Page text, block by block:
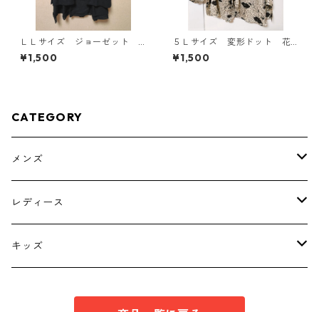
ＬＬサイズ ジョーゼット
レイヤード風プルオーバー
ブラック KAE-4785
¥1,500
５Ｌサイズ 変形ドット 花
柄 ボウタイブラウス オフ
ホワイト KAE-4763
¥1,500
CATEGORY
メンズ
トップス
ボトムス
レディース
トップス
キッズ